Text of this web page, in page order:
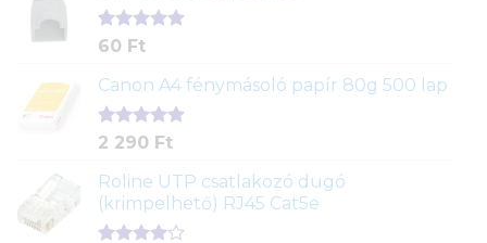
Értékelés
ből,
1
értékelés
alapján
60 Ft
Canon A4 fénymásoló papír 80g 500 lap
Értékelés
ből,
2
értékelés
alapján
2 290 Ft
Roline UTP csatlakozó dugó
(krimpelhető) RJ45 Cat5e